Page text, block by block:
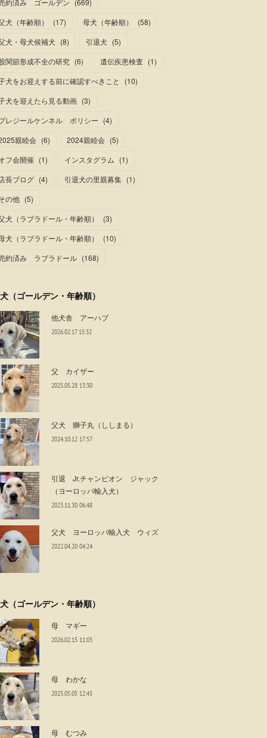
犬（年齢順）
(17) 母犬（年齢順） (58)
犬・母犬候補犬 (8) 引退犬 (5)
関節形成不全の研究 (6) 遺伝疾患検査 (1)
犬をお迎えする前に確認すべきこと
(10)
犬を迎えたら見る動画 (3)
レジールケンネル ポリシー (4)
親睦会 (6) 2024親睦会 (5)
フ会開催 (1) インスタグラム (1)
長ブログ (4) 引退犬の里親募集 (1)
の他 (5)
犬（ラブラドール・年齢順）
(3)
犬（ラブラドール・年齢順）
(10)
約済み ラブラドール (168)
（ゴールデン・年齢順）
他犬舎 アーハブ
2026.02.17 15:32
父 カイザー
2025.05.28 13:30
父犬 獅子丸（ししまる）
2024.10.12 17:57
引退 Jr.チャンピオン ジャック
（ヨーロッパ輸入犬）
2023.11.30 06:48
父犬 ヨーロッパ輸入犬 ウィズ
2022.04.20 04:24
（ゴールデン・年齢順）
母 マギー
2026.02.15 11:03
母 わかな
2025.05.05 12:45
母 むつみ